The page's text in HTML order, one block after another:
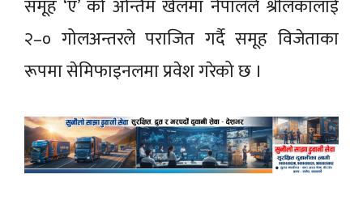
समूह ‘ए’ को अन्तिम खेलमा नेपालले श्रीलंकालाई
२–० गोलअन्तरले पराजित गर्दै समूह विजेताका
रूपमा सेमिफाइनलमा प्रवेश गरेको छ ।